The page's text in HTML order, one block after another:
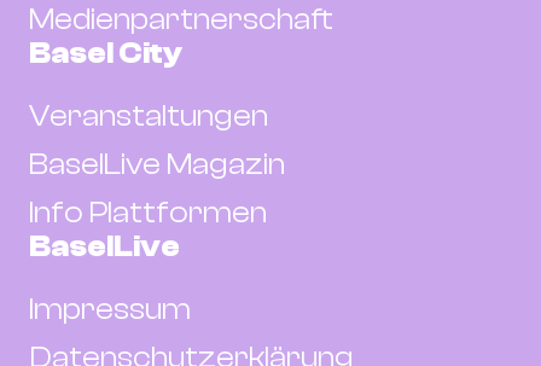
Medienpartnerschaft
Basel City
Veranstaltungen
BaselLive Magazin
Info Plattformen
BaselLive
Impressum
Datenschutzerklärung